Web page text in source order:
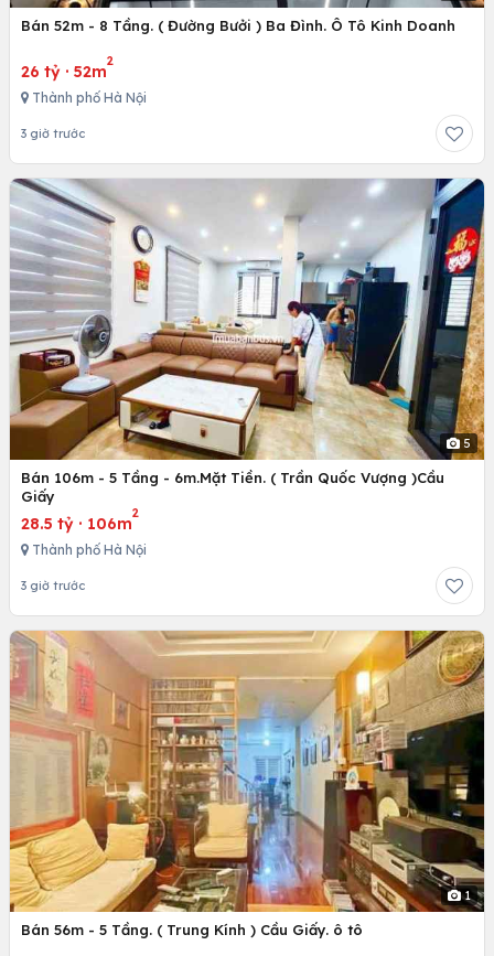
Bán 52m - 8 Tầng. ( Đường Bưởi ) Ba Đình. Ô Tô Kinh Doanh
26 tỷ · 52m
2
Thành phố Hà Nội
3 giờ trước
5
Bán 106m - 5 Tầng - 6m.Mặt Tiền. ( Trần Quốc Vượng )Cầu
Giấy
28.5 tỷ · 106m
2
Thành phố Hà Nội
3 giờ trước
1
Bán 56m - 5 Tầng. ( Trung Kính ) Cầu Giấy. ô tô